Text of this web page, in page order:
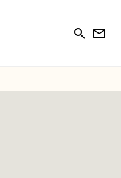
search newsletter